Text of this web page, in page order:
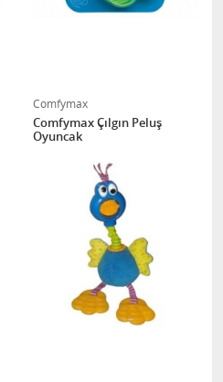
Comfymax
Comfymax Çılgın Peluş
Oyuncak